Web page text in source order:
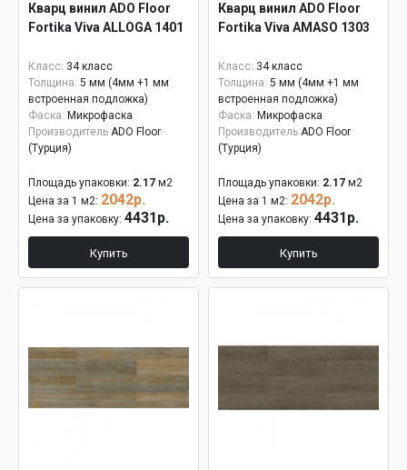
Кварц винил ADO Floor
Fortika Viva ALLOGA 1401
Класс: 34 класс
Толщина: 5 мм (4мм +1 мм
встроенная подложка)
Фаска: Микрофаска
Производитель ADO Floor
(Турция)
Площадь упаковки: 2.17 м2
Цена за 1 м2: 2042р.
Цена за упаковку: 4431р.
Купить
Кварц винил ADO Floor
Fortika Viva AMASO 1303
Класс: 34 класс
Толщина: 5 мм (4мм +1 мм
встроенная подложка)
Фаска: Микрофаска
Производитель ADO Floor
(Турция)
Площадь упаковки: 2.17 м2
Цена за 1 м2: 2042р.
Цена за упаковку: 4431р.
Купить